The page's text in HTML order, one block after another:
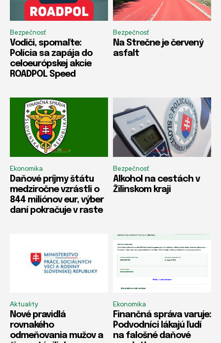
Bezpečnosť
Vodiči, spomaľte:
Polícia sa zapája do
celoeurópskej akcie
ROADPOL Speed
Bezpečnosť
Na Strečne je červený
asfalt
Ekonomika
Daňové príjmy štátu
medziročne vzrástli o
844 miliónov eur, výber
daní pokračuje v raste
Bezpečnosť
Alkohol na cestách v
Žilinskom kraji
Aktuality
Nové pravidlá
rovnakého
odmeňovania mužov a
Ekonomika
Finančná správa varuje:
Podvodníci lákajú ľudí
na falošné daňové